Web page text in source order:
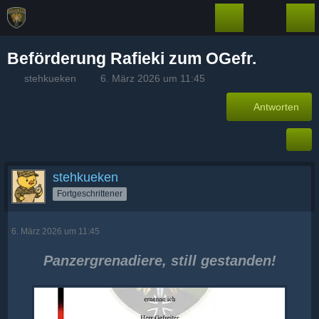
Beförderung Rafieki zum OGefr.
stehkueken 6. März 2026 um 11:45
Antworten
stehkueken
Fortgeschrittener
6. März 2026 um 11:45
Panzergrenadiere, still gestanden!